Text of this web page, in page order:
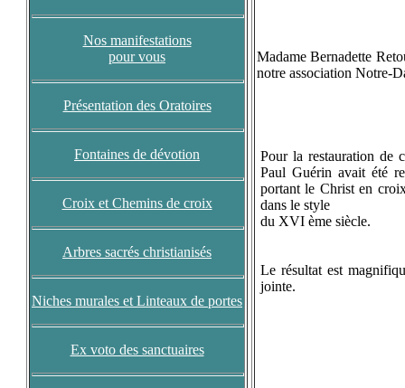
Nos manifestations
pour vous
Présentation des Oratoires
Fontaines de dévotion
Croix et Chemins de croix
Arbres sacrés christianisés
Niches murales et Linteaux de portes
Ex voto des sanctuaires
Madame Bernadette
notre association Notre-
Pour la restauration de
Paul Guérin avait été
portant le Christ en
dans le style
du XVI ème siècle.
Le résultat est
jointe.